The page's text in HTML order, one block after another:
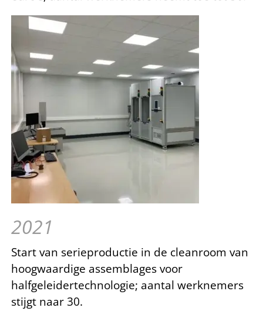
2021
Start van serieproductie in de cleanroom van
hoogwaardige assemblages voor
halfgeleidertechnologie; aantal werknemers
stijgt naar 30.